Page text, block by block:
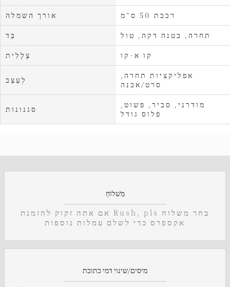
אורך השמלה רכבת 50 ס"מ
בַּד תחרה, בטנה דקה, טול
צְלָלִית קו א-קו
לְעַצֵב
אפליקציות תחרה,
סרט/אבנה
סגנונות
מודרני, סביר, פשוט,
פלוס גודל
מִשׁלוֹחַ
אם אתה זקוק להזמנת Rush, pls בחר משלוח
אקספרס כדי לשלם עמלות נוספות
מיסים/שינוי דמי כתובת